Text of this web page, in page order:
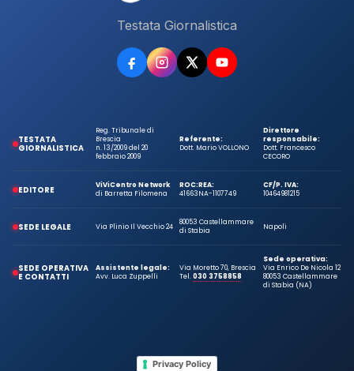
Testata Giornalistica
TESTATA
GIORNALISTICA
Reg. Tribunale di
Brescia
n. 13/2009 del 20
febbraio 2009
Referente:
Dott. Mario VOLLONO
Direttore
responsabile:
Dott. Francesco
CECORO
EDITORE
ViViCentro Network
di Barretta Filomena
ROC:
41663
REA:
NA-1107749
CF/P. IVA:
10464981215
SEDE LEGALE Via Plinio Il Vecchio 24
80053 Castellammare
di Stabia
Napoli
SEDE OPERATIVA
E CONTATTI
Assistente legale:
Avv. Luca Zuppelli
Via Moretto 70, Brescia
Tel.030 3758858
Sede operativa:
Via Enrico De Nicola 12
80053 Castellammare
di Stabia (NA)
Privacy Policy